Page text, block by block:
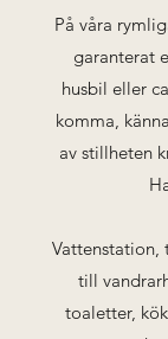
På våra
garanterat
husbil eller
komma,
av stillheten
till
toaletter,